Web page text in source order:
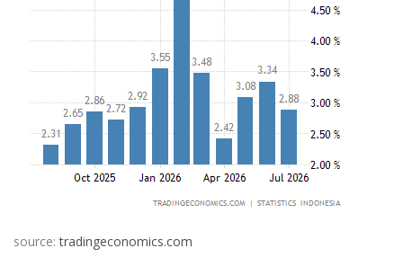
source:tradingeconomics.com